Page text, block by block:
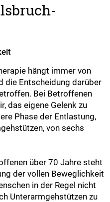
hängt immer von
die Entscheidung darüber
Bei Betroffenen
das eigene Gelenk zu
Phase der Entlastung,
von sechs
über 70 Jahre steht
der vollen Beweglichkeit
in der Regel nicht
Unterarmgehstützen zu